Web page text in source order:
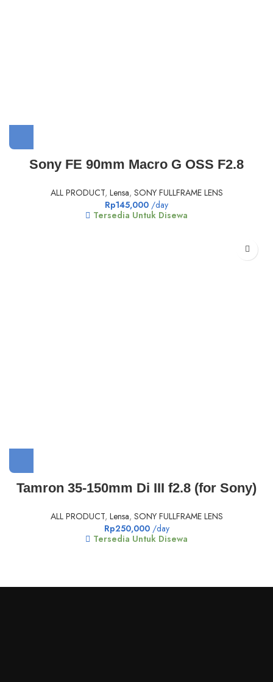
Sony FE 90mm Macro G OSS F2.8
ALL PRODUCT, Lensa, SONY FULLFRAME LENS
Rp145,000 /day
Tersedia Untuk Disewa
Tamron 35-150mm Di III f2.8 (for Sony)
ALL PRODUCT, Lensa, SONY FULLFRAME LENS
Rp250,000/day
Tersedia Untuk Disewa